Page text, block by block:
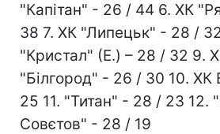
"Капітан" - 26 / 44 6. ХК
38 7. ХК "Липецьк" - 28 /
"Кристал" (Е.) – 28 / 32 9.
"Білгород" - 26 / 30 10.
25 11. "Титан" - 28 / 23 12.
Совєтов" - 28 / 19